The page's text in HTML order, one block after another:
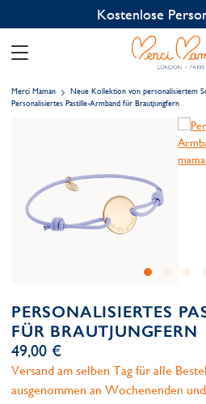
Kostenlose
Merci Maman
Neue Kollektion von personalisiertem
Personalisiertes Pastille-Armband für Brautjungfern
PERSONALISIERTES
FÜR BRAUTJUNGFERN
49,00 €
Versand am selben Tag für alle
ausgenommen an Wochenenden